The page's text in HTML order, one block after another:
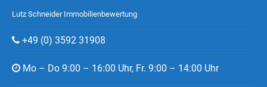
Lutz Schneider Immobilienbewertung
+49 (0) 3592 31908
Mo – Do 9:00 – 16:00 Uhr, Fr. 9:00 – 14:00 Uhr